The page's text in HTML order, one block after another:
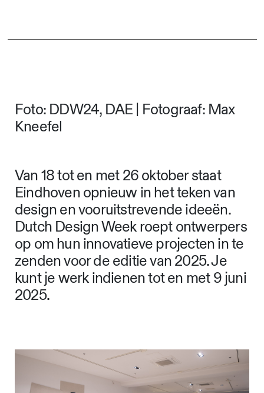
Foto: DDW24, DAE | Fotograaf: Max
Kneefel
Van 18 tot en met 26 oktober staat
Eindhoven opnieuw in het teken van
design en vooruitstrevende ideeën.
Dutch Design Week roept ontwerpers
op om hun innovatieve projecten in te
zenden voor de editie van 2025. Je
kunt je werk indienen tot en met 9 juni
2025.